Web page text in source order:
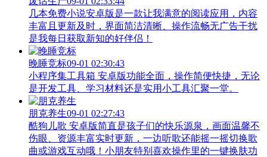
几本免费小说安卓版是一款让我满意的阅读应用，内容
丰富且更新及时，界面简洁清晰、操作流畅无广告干扰
是我每日获取新知的好伴侣！
晚睡竞标09-01 02:30:43
小程序集工具箱 安卓版功能全面，操作简便快捷，无论
是开发工具、学习材料还是实用小工具汇聚一堂。
朋克养生09-01 02:27:43
酷狗儿歌 安卓版简直是孩子们的快乐源泉，画面温馨不
伤眼、资源丰富实时更新，一边听歌还能摇一摇切换歌
曲或游戏互动哦！小朋友特别喜欢操作里的一键换肤功